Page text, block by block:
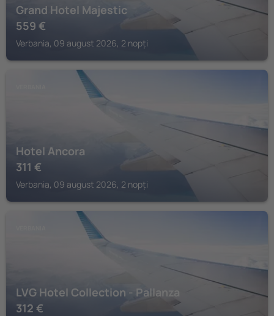
Grand Hotel Majestic
559 €
Verbania, 09 august 2026, 2 nopți
Hotel Ancora
311 €
Verbania, 09 august 2026, 2 nopți
LVG Hotel Collection - Pallanza
312 €